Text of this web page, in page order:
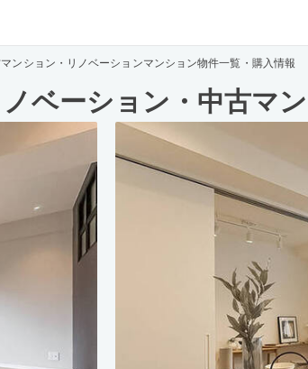
ンション・リノベーションマンション物件一覧・購入情報
ベーション・中古マ